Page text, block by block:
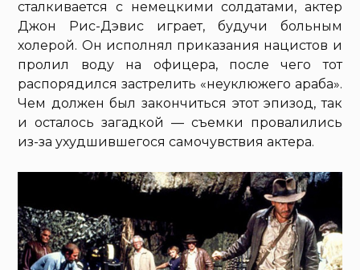
сталкивается с немецкими солдатами, актер
Джон Рис-Дэвис играет, будучи больным
холерой. Он исполнял приказания нацистов и
пролил воду на офицера, после чего тот
распорядился застрелить «неуклюжего араба».
Чем должен был закончиться этот эпизод, так
и осталось загадкой — съемки провалились
из-за ухудшившегося самочувствия актера.